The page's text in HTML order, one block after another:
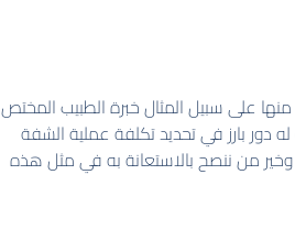
على سبيل المثال خبرة الطبيب المختص
دور بارز في تحديد تكلفة عملية الشفة
وخير من ننصح بالاستعانة به في مثل هذه